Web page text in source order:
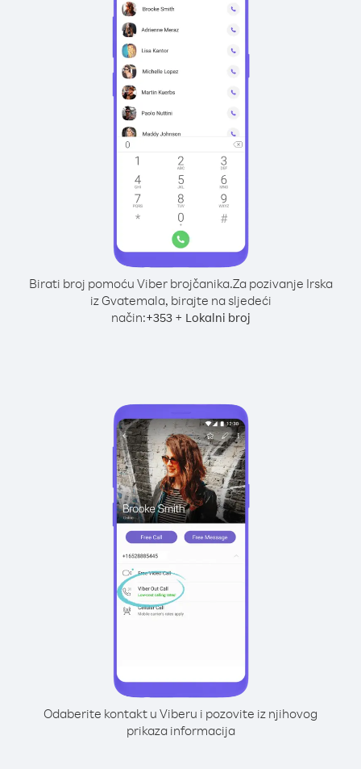
Birati broj pomoću Viber brojčanika.Za pozivanje Irska
iz Gvatemala, birajte na sljedeći
način:+353+ Lokalni broj
Odaberite kontakt u Viberu i pozovite iz njihovog
prikaza informacija